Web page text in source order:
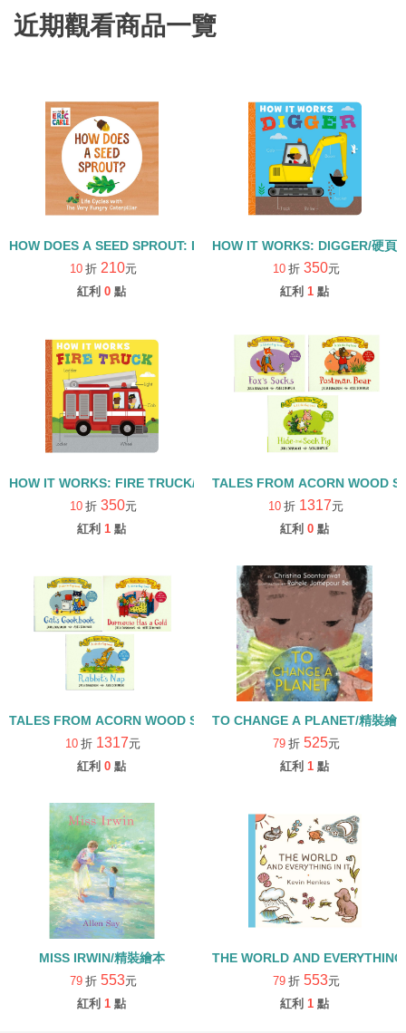
近期觀看商品一覽
HOW DOES A SEED SPROUT: LIFE CYCLES WITH THE VERY
10 折 210元
紅利 0 點
HOW IT WORKS: DIGGER/硬頁
10 折 350元
紅利 1 點
HOW IT WORKS: FIRE TRUCK/硬頁書
10 折 350元
紅利 1 點
TALES FROM ACORN WOOD
10 折 1317元
紅利 0 點
TALES FROM ACORN WOOD STORY COLLECTION 生活日常組/
10 折 1317元
紅利 0 點
TO CHANGE A PLANET/精裝繪
79 折 525元
紅利 1 點
MISS IRWIN/精裝繪本
79 折 553元
紅利 1 點
THE WORLD AND
79 折 553元
紅利 1 點